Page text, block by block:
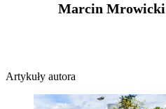
Marcin Mrowicki
Artykuły autora